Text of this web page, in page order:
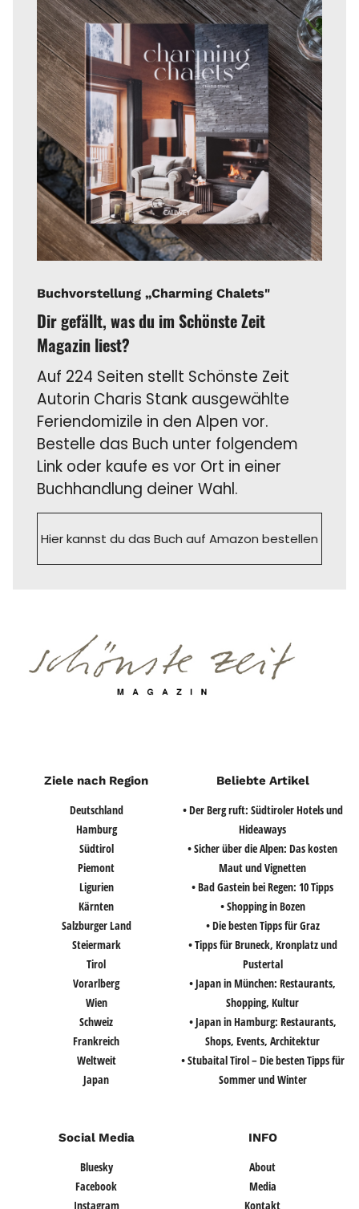
Buchvorstellung „Charming Chalets"
Dir gefällt, was du im Schönste Zeit
Magazin liest?
Auf 224 Seiten stellt Schönste Zeit
Autorin Charis Stank ausgewählte
Feriendomizile in den Alpen vor.
Bestelle das Buch unter folgendem
Link oder kaufe es vor Ort in einer
Buchhandlung deiner Wahl.
Hier kannst du das Buch auf Amazon bestellen
Ziele nach Region
Deutschland
Hamburg
Südtirol
Piemont
Ligurien
Kärnten
Salzburger Land
Steiermark
Tirol
Vorarlberg
Wien
Schweiz
Frankreich
Weltweit
Japan
Beliebte Artikel
• Der Berg ruft: Südtiroler Hotels und
Hideaways
• Sicher über die Alpen: Das kosten
Maut und Vignetten
• Bad Gastein bei Regen: 10 Tipps
• Shopping in Bozen
• Die besten Tipps für Graz
• Tipps für Bruneck, Kronplatz und
Pustertal
• Japan in München: Restaurants,
Shopping, Kultur
• Japan in Hamburg: Restaurants,
Shops, Events, Architektur
• Stubaital Tirol – Die besten Tipps für
Sommer und Winter
Social Media
Bluesky
Facebook
Instagram
INFO
About
Media
Kontakt